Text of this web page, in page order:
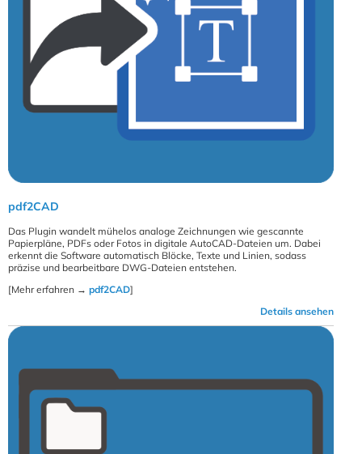
pdf2CAD
Das Plugin wandelt mühelos analoge Zeichnungen wie gescannte
Papierpläne, PDFs oder Fotos in digitale AutoCAD-Dateien um. Dabei
erkennt die Software automatisch Blöcke, Texte und Linien, sodass
präzise und bearbeitbare DWG-Dateien entstehen.
[Mehr erfahren → pdf2CAD]
Details ansehen